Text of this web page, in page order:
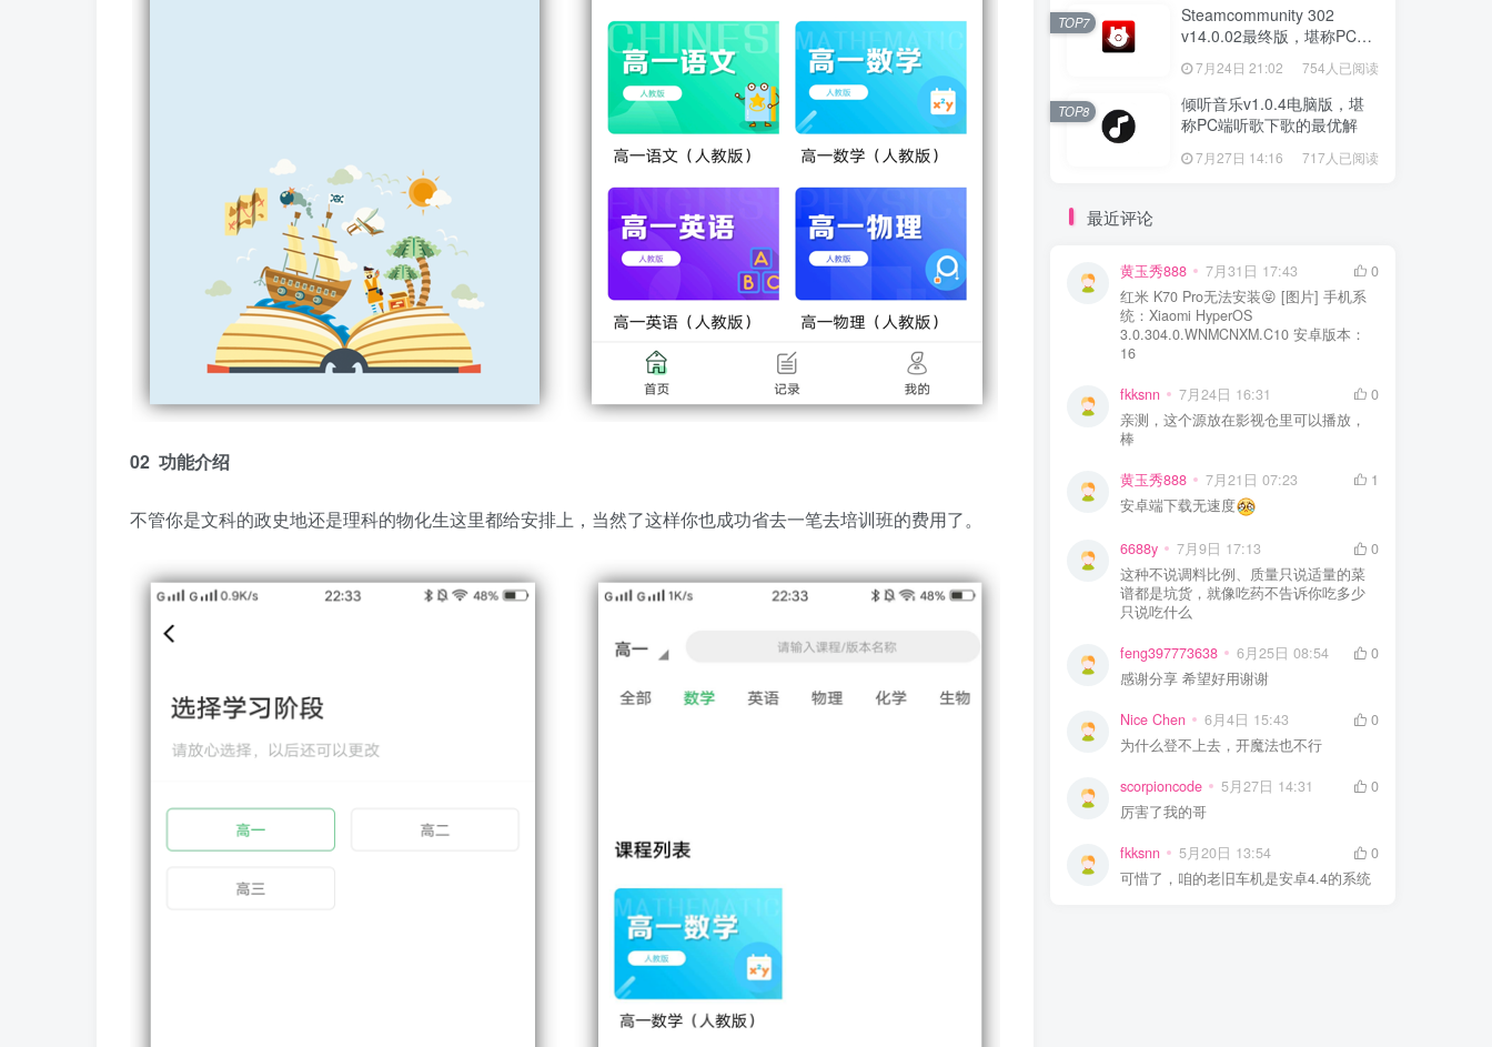
02 功能介绍
不管你是文科的政史地还是理科的物化生这里都给安排上，当然了这样你也成功省去一笔去培训班的费用了。
Steamcommunity 302
v14.0.02最终版，堪称PC玩
家必备的网络工具箱
7月24日 21:02 754人已阅读
TOP7
倾听音乐v1.0.4电脑版，堪
称PC端听歌下歌的最优解
7月27日 14:16 717人已阅读
TOP8
最近评论
黄玉秀888 7月31日 17:43
0
红米 K70 Pro无法安装😝 [图片] 手机系
统：Xiaomi HyperOS
3.0.304.0.WNMCNXM.C10 安卓版本：
16
fkksnn 7月24日 16:31
0
亲测，这个源放在影视仓里可以播放，
棒
黄玉秀888 7月21日 07:23
1
安卓端下载无速度
6688y 7月9日 17:13
0
这种不说调料比例、质量只说适量的菜
谱都是坑货，就像吃药不告诉你吃多少
只说吃什么
feng397773638 6月25日 08:54
0
感谢分享 希望好用谢谢
Nice Chen 6月4日 15:43
0
为什么登不上去，开魔法也不行
scorpioncode 5月27日 14:31
0
厉害了我的哥
fkksnn 5月20日 13:54
0
可惜了，咱的老旧车机是安卓4.4的系统